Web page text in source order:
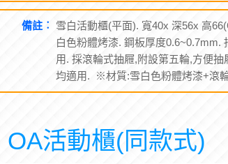
備註︰
雪白活動櫃(平面). 寬40x 深56x 高
白色粉體烤漆. 鋼板厚度0.6~0.7mm.
用. 採滾輪式抽屜,附設第五輪,方便
均適用. ※材質:雪白色粉體烤漆+滾
OA活動櫃(同款式)